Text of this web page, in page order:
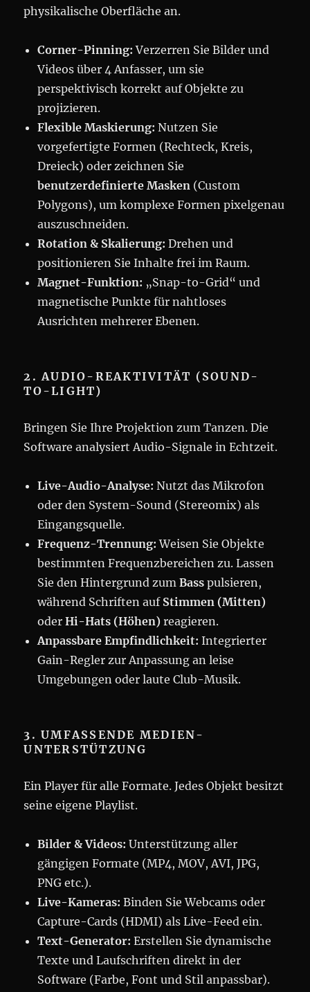
physikalische Oberfläche an.
Corner-Pinning: Verzerren Sie Bilder und
Videos über 4 Anfasser, um sie
perspektivisch korrekt auf Objekte zu
projizieren.
Flexible Maskierung: Nutzen Sie
vorgefertigte Formen (Rechteck, Kreis,
Dreieck) oder zeichnen Sie
benutzerdefinierte Masken (Custom
Polygons), um komplexe Formen pixelgenau
auszuschneiden.
Rotation & Skalierung: Drehen und
positionieren Sie Inhalte frei im Raum.
Magnet-Funktion: „Snap-to-Grid“ und
magnetische Punkte für nahtloses
Ausrichten mehrerer Ebenen.
2. AUDIO-REAKTIVITÄT (SOUND-
TO-LIGHT)
Bringen Sie Ihre Projektion zum Tanzen. Die
Software analysiert Audio-Signale in Echtzeit.
Live-Audio-Analyse: Nutzt das Mikrofon
oder den System-Sound (Stereomix) als
Eingangsquelle.
Frequenz-Trennung: Weisen Sie Objekte
bestimmten Frequenzbereichen zu. Lassen
Sie den Hintergrund zumBass pulsieren,
während Schriften auf Stimmen (Mitten)
oderHi-Hats (Höhen) reagieren.
Anpassbare Empfindlichkeit: Integrierter
Gain-Regler zur Anpassung an leise
Umgebungen oder laute Club-Musik.
3. UMFASSENDE MEDIEN-
UNTERSTÜTZUNG
Ein Player für alle Formate. Jedes Objekt besitzt
seine eigene Playlist.
Bilder & Videos: Unterstützung aller
gängigen Formate (MP4, MOV, AVI, JPG,
PNG etc.).
Live-Kameras: Binden Sie Webcams oder
Capture-Cards (HDMI) als Live-Feed ein.
Text-Generator: Erstellen Sie dynamische
Texte und Laufschriften direkt in der
Software (Farbe, Font und Stil anpassbar).